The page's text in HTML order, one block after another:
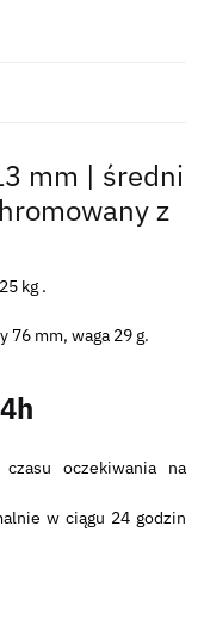
mm | średni
z
kg .
76 mm, waga 29 g.
oczekiwania na
w ciągu 24 godzin